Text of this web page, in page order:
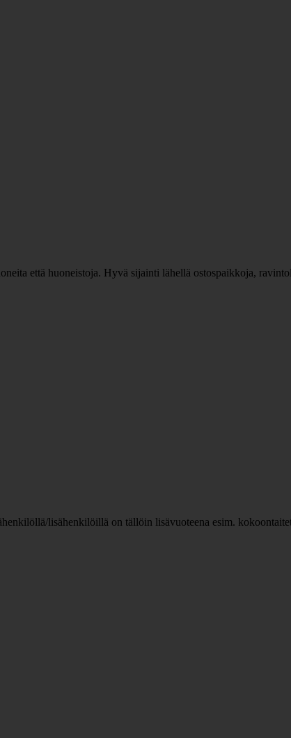
että huoneistoja. Hyvä sijainti lähellä ostospaikkoja,
lisähenkilöillä on tällöin lisävuoteena esim.